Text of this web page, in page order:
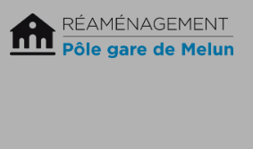
Accèder directement au contenu